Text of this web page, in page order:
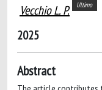
Vecchio L. P. Ultimo
2025
Abstract